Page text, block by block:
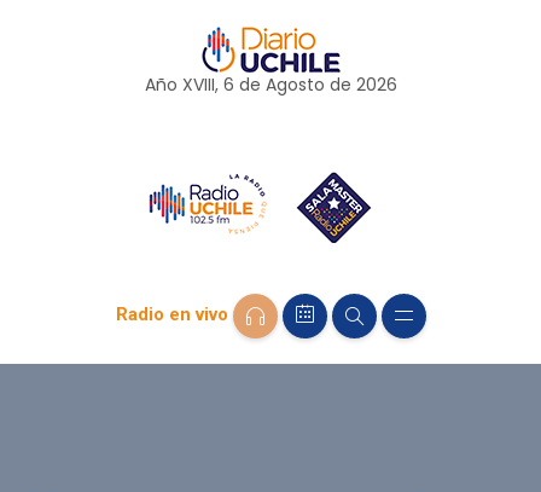
Año XVIII, 6 de Agosto de 2026
Radio en vivo